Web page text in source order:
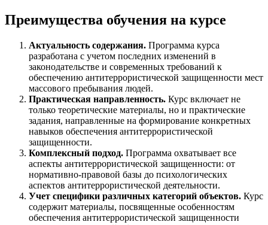
Преимущества обучения на курсе
Актуальность содержания. Программа курса
разработана с учетом последних изменений в
законодательстве и современных требований к
обеспечению антитеррористической защищенности мест
массового пребывания людей.
Практическая направленность. Курс включает не
только теоретические материалы, но и практические
задания, направленные на формирование конкретных
навыков обеспечения антитеррористической
защищенности.
Комплексный подход. Программа охватывает все
аспекты антитеррористической защищенности: от
нормативно-правовой базы до психологических
аспектов антитеррористической деятельности.
Учет специфики различных категорий объектов. Курс
содержит материалы, посвященные особенностям
обеспечения антитеррористической защищенности